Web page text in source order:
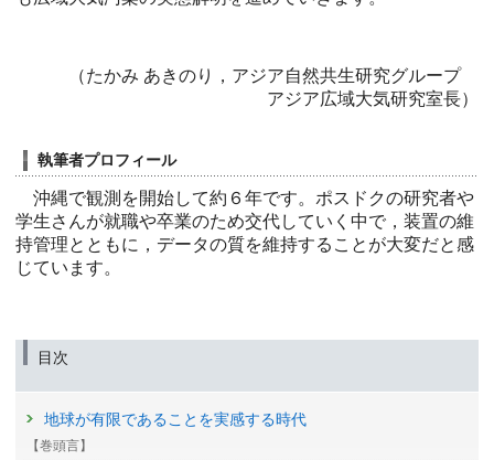
（たかみ あきのり，アジア自然共生研究グループ
アジア広域大気研究室長）
執筆者プロフィール
沖縄で観測を開始して約６年です。ポスドクの研究者や
学生さんが就職や卒業のため交代していく中で，装置の維
持管理とともに，データの質を維持することが大変だと感
じています。
目次
地球が有限であることを実感する時代
【巻頭言】